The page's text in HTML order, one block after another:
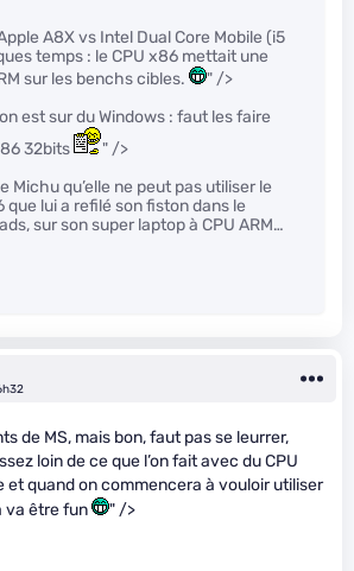
A8X vs Intel Dual Core Mobile (i5
temps : le CPU x86 mettait une
sur les benchs cibles.
" />
est sur du Windows : faut les faire
32bits
" />
Michu qu’elle ne peut pas utiliser le
que lui a refilé son fiston dans le
sur son super laptop à CPU ARM…
de MS, mais bon, faut pas se leurrer,
loin de ce que l’on fait avec du CPU
et quand on commencera à vouloir utiliser
va être fun
" />